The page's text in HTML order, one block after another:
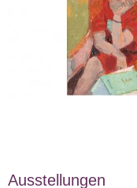
Ausstellungen